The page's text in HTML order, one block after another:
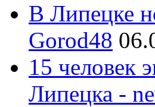
В Липецке
Gorod48
15 человек
Липецка -